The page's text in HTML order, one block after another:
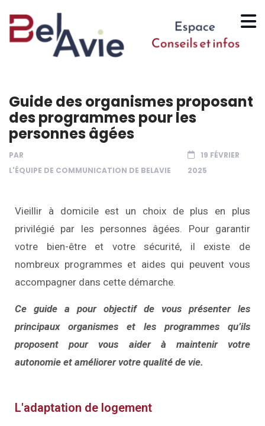
Guide des organismes proposant
des programmes pour les
personnes âgées
PAR
L'ÉQUIPE DE COMMUNICATION DE BELAVIE
19 FÉVRIER
2025
Vieillir à domicile est un choix de plus en plus
privilégié par les personnes âgées. Pour garantir
votre bien-être et votre sécurité, il existe de
nombreux programmes et aides qui peuvent vous
accompagner dans cette démarche.
Ce guide a pour objectif de vous présenter les
principaux organismes et les programmes qu’ils
proposent pour vous aider à maintenir votre
autonomie et améliorer votre qualité de vie.
L'adaptation de logement